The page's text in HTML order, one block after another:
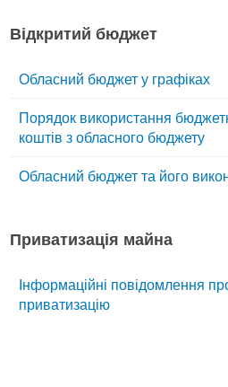
Відкритий бюджет
Обласний бюджет у графіках
Порядок використання
коштів з обласного бюджету
Обласний бюджет та його
Приватизація майна
Інформаційні повідомлення
приватизацію